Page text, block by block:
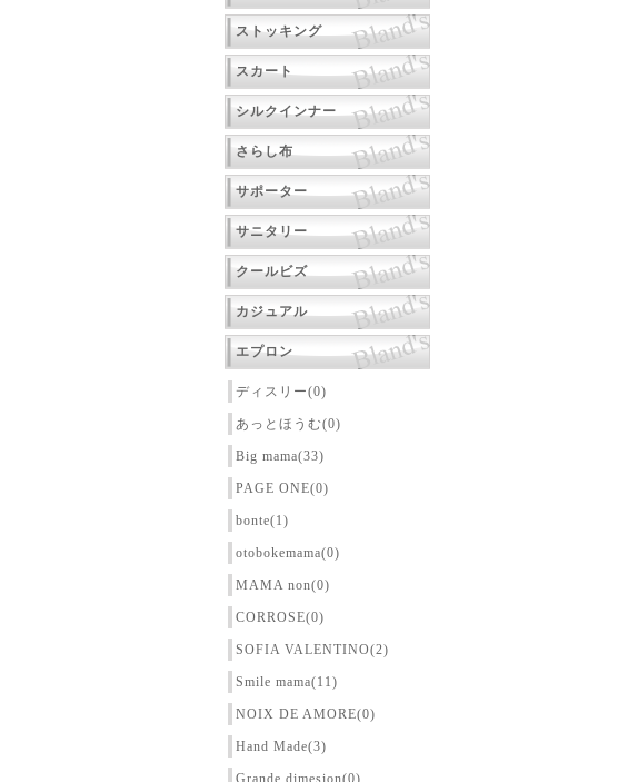
ストッキング
スカート
シルクインナー
さらし布
サポーター
サニタリー
クールビズ
カジュアル
エプロン
ディスリー(0)
あっとほうむ(0)
Big mama(33)
PAGE ONE(0)
bonte(1)
otobokemama(0)
MAMA non(0)
CORROSE(0)
SOFIA VALENTINO(2)
Smile mama(11)
NOIX DE AMORE(0)
Hand Made(3)
Grande dimesion(0)